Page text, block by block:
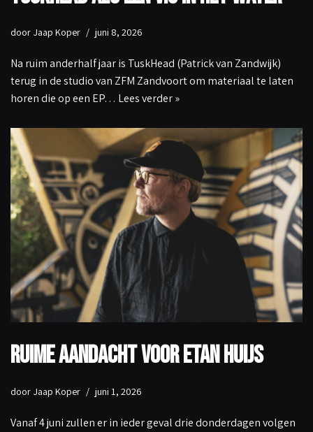
door Jaap Koper juni 8, 2026
Na ruim anderhalf jaar is TuskHead (Patrick van Zandwijk)
terug in de studio van ZFM Zandvoort om materiaal te laten
horen die op een EP… Lees verder »
Ruime aandacht voor Etan Huijs
door Jaap Koper juni 1, 2026
Vanaf 4 juni zullen er in ieder geval drie donderdagen volgen